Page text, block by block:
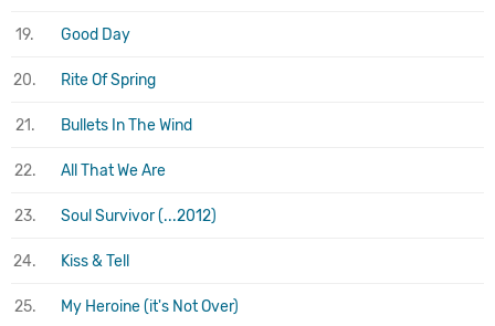
19. Good Day
20. Rite Of Spring
21. Bullets In The Wind
22. All That We Are
23. Soul Survivor (...2012)
24. Kiss & Tell
25. My Heroine (it's Not Over)